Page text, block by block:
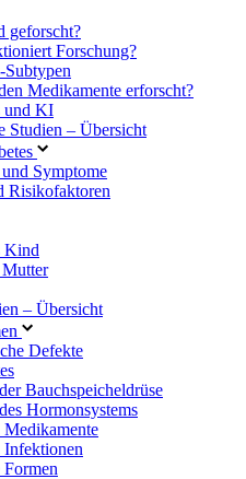
geforscht?
Forschung?
Subtypen
Medikamente erforscht?
und KI
Studien – Übersicht
Symptome
Risikofaktoren
Kind
– Übersicht
Defekte
Bauchspeicheldrüse
Hormonsystems
Medikamente
Infektionen
Formen